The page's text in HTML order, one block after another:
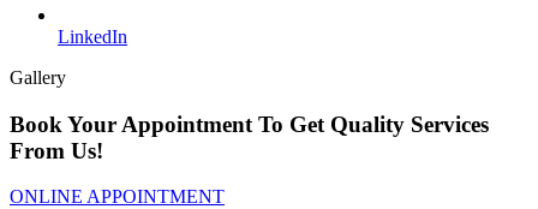
LinkedIn
Gallery
Book Your Appointment To Get Quality Services
From Us!
ONLINE APPOINTMENT